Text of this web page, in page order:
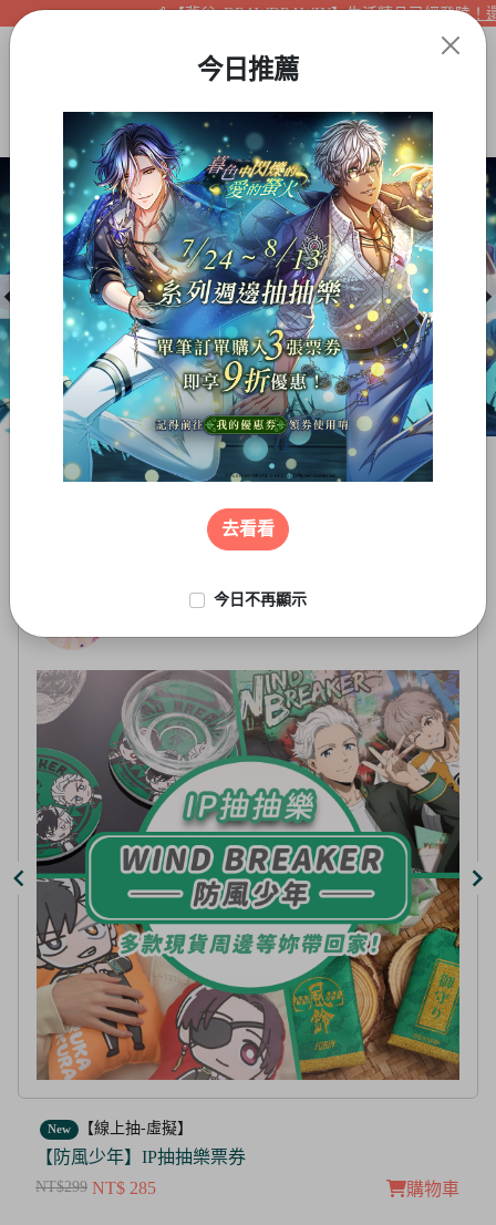
【夢谷xDRAWDRAWIN】生活精品已經登陸！還
今日推薦
去看看
今日不再顯示
New 【線上抽-虛擬】
【防風少年】IP抽抽樂票券
NT$299 NT$ 285
購物車